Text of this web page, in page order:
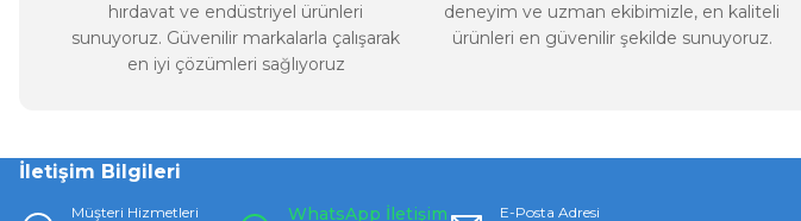
hırdavat ve endüstriyel ürünleri
sunuyoruz. Güvenilir markalarla çalışarak
en iyi çözümleri sağlıyoruz
deneyim ve uzman ekibimizle, en kaliteli
ürünleri en güvenilir şekilde sunuyoruz.
İletişim Bilgileri
Müşteri Hizmetleri WhatsApp İletişim E-Posta Adresi